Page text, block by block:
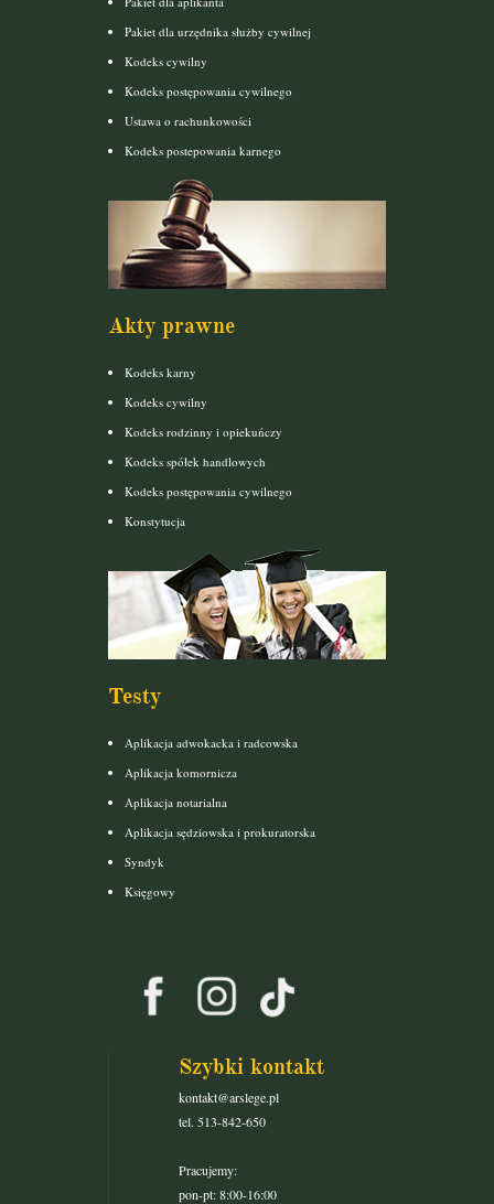
Pakiet dla urzędnika służby cywilnej
Kodeks cywilny
Kodeks postępowania cywilnego
Ustawa o rachunkowości
Kodeks postepowania karnego
Akty prawne
Kodeks karny
Kodeks cywilny
Kodeks rodzinny i opiekuńczy
Kodeks spółek handlowych
Kodeks postępowania cywilnego
Konstytucja
Testy
Aplikacja adwokacka i radcowska
Aplikacja komornicza
Aplikacja notarialna
Aplikacja sędziowska i prokuratorska
Syndyk
Księgowy
Szybki kontakt
kontakt@arslege.pl
tel. 513-842-650
Pracujemy:
pon-pt: 8:00-16:00